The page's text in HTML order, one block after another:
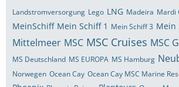
Landstromversorgung Lego LNG Madeira Mardi
MeinSchiff Mein Schiff 1 Mein Schiff 3 Mein
Mittelmeer MSC MSC Cruises MSC
MS Deutschland MS EUROPA MS Hamburg
Norwegen Ocean Cay Ocean Cay MSC Marine